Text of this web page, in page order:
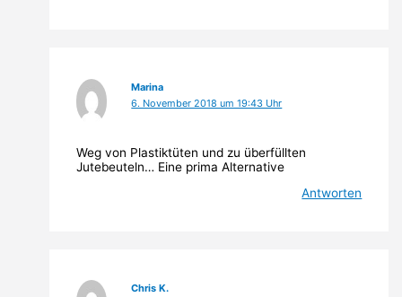
Marina
6. November 2018 um 19:43 Uhr
Weg von Plastiktüten und zu überfüllten
Jutebeuteln… Eine prima Alternative
Antworten
Chris K.